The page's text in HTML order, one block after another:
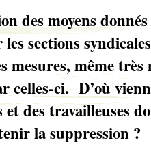
des moyens
sections
mesures, même
celles-ci. D’où
des travailleuses
la